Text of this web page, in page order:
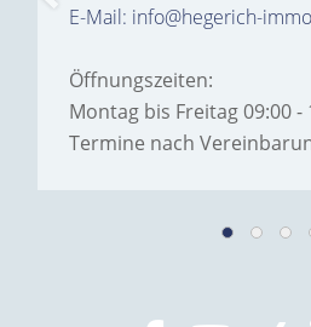
E-Mail: info@hegerich-
Öffnungszeiten:
Montag bis Freitag 09:00 -
Termine nach